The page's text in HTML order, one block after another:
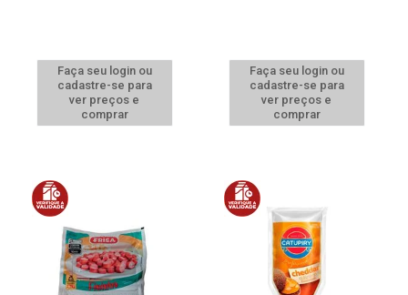
Faça seu login ou
cadastre-se para
ver preços e
comprar
Faça seu login ou
cadastre-se para
ver preços e
comprar